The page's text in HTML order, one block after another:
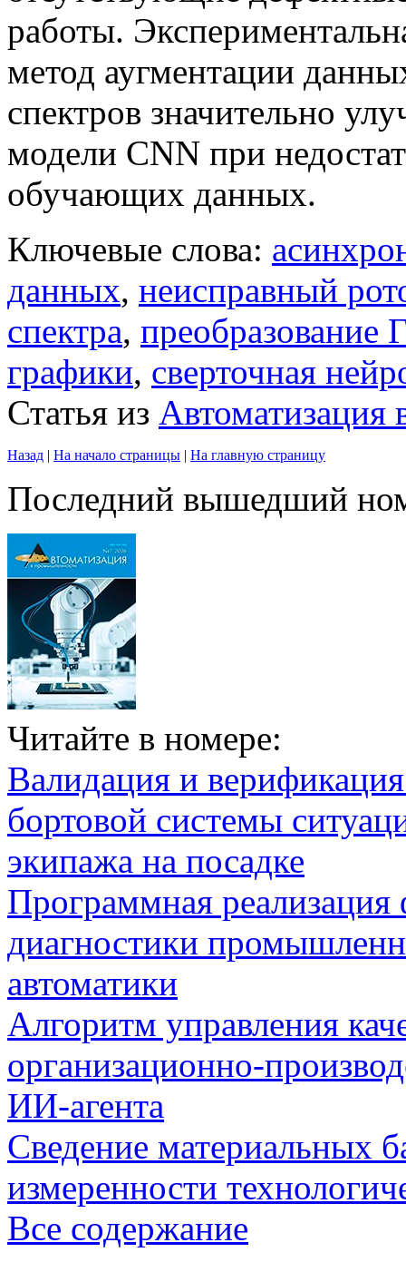
работы.
метод аугментации
спектров значительно
модели CNN при
обучающих данных.
Ключевые слова:
данных, неисправный
спектра, преобразование
графики, сверточная
Статья из
Назад | На начало страницы | На главную страницу
Последний вышедший
Читайте в номере:
Валидация и
бортовой системы
экипажа на посадке
Программная
диагностики
автоматики
Алгоритм управления
организационно-
ИИ-агента
Сведение материальных
измеренности
Все содержание